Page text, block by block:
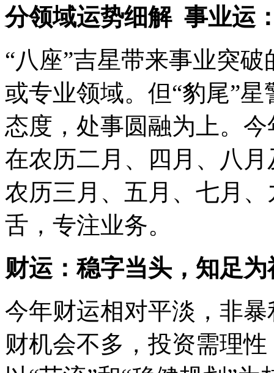
分领域运势细解
事业运
“八座”吉星带来事业突
或专业领域。但“豹尾”
态度，处事圆融为上。
在农历二月、四月、八
农历三月、五月、七月
舌，专注业务。
财运：稳字当头，知足为
今年财运相对平淡，非
财机会不多，投资需理